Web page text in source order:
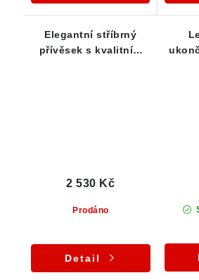
Elegantní stříbrný
přívěsek s kvalitním
Prodáno
2 530 Kč
Detail